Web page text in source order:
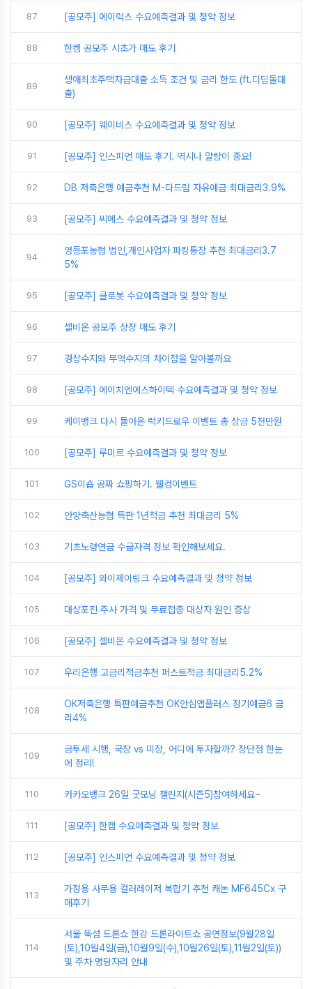
87 [공모주] 에이럭스 수요예측결과 및 청약 정보
88 한켐 공모주 시초가 매도 후기
89
생애최초주택자금대출 소득 조건 및 금리 한도 (ft.디딤돌대
출)
90 [공모주] 웨이비스 수요예측결과 및 청약 정보
91 [공모주] 인스피언 매도 후기. 역시나 알람이 중요!
92 DB 저축은행 예금추천 M-다드림 자유예금 최대금리3.9%
93 [공모주] 씨메스 수요예측결과 및 청약 정보
94
영등포농협 법인,개인사업자 파킹통장 추천 최대금리3.7
5%
95 [공모주] 클로봇 수요예측결과 및 청약 정보
96 셀비온 공모주 상장 매도 후기
97 경상수지와 무역수지의 차이점을 알아볼까요
98 [공모주] 에이치엔에스하이텍 수요예측결과 및 청약 정보
99 케이뱅크 다시 돌아온 럭키드로우 이벤트 총 상금 5천만원
100 [공모주] 루미르 수요예측결과 및 청약 정보
101 GS이숍 공짜 쇼핑하기. 웰컴이벤트
102 안양축산농협 특판 1년적금 추천 최대금리 5%
103 기초노령연금 수급자격 정보 확인해보세요.
104 [공모주] 와이제이링크 수요예측결과 및 청약 정보
105 대상포진 주사 가격 및 무료접종 대상자 원인 증상
106 [공모주] 셀비온 수요예측결과 및 청약 정보
107 우리은행 고금리적금추천 퍼스트적금 최대금리5.2%
108
OK저축은행 특판예금추천 OK안심앱플러스 정기예금6 금
리4%
109
금투세 시행, 국장 vs 미장, 어디에 투자할까? 장단점 한눈
에 정리!
110 카카오뱅크 26일 굿모닝 챌린지(시즌5)참여하세요~
111 [공모주] 한켐 수요예측결과 및 청약 정보
112 [공모주] 인스피언 수요예측결과 및 청약 정보
113
가정용 사무용 컬러레이저 복합기 추천 캐논 MF645Cx 구
매후기
114
서울 뚝섬 드론쇼 한강 드론라이트쇼 공연정보(9월28일
(토),10월4일(금),10월9일(수),10월26일(토),11월2일(토))
및 주차 명당자리 안내